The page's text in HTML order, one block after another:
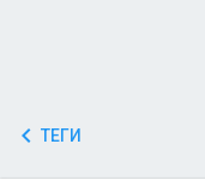
ТЕГИ